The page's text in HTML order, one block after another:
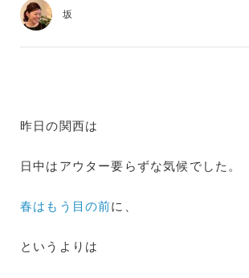
坂
昨日の関西は
日中はアウター要らずな気候でした。
春はもう目の前に、
というよりは